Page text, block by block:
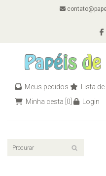
Meus pedidos Lista
Minha cesta [0] Login